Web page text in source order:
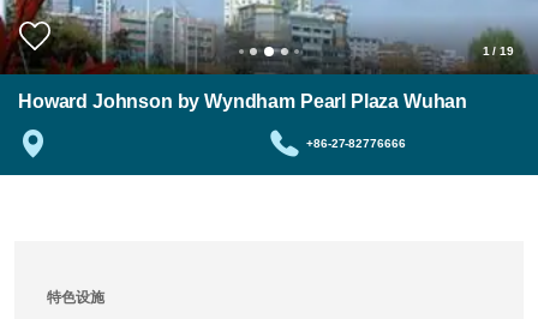
1 /19
Howard Johnson by Wyndham Pearl Plaza Wuhan
+86-27-82776666
特色设施